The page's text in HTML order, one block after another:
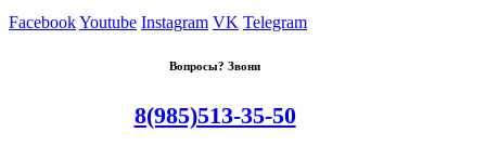
FacebookYoutube Instagram VK Telegram
Вопросы? Звони
8(985)513-35-50